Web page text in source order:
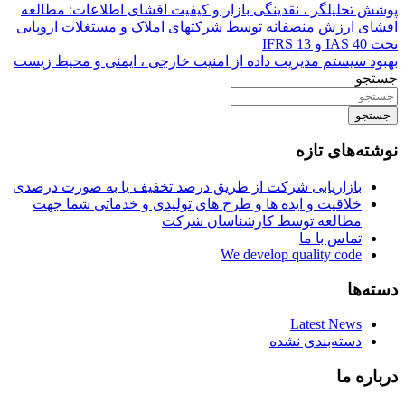
پوشش تحلیلگر ، نقدینگی بازار و کیفیت افشای اطلاعات: مطالعه
افشای ارزش منصفانه توسط شرکتهای املاک و مستغلات اروپایی
تحت IAS 40 و IFRS 13
بهبود سیستم مدیریت داده از امنیت خارجی ، ایمنی و محیط زیست
جستجو
جستجو
نوشته‌های تازه
بازاریابی شرکت از طریق درصد تخفیف یا به صورت درصدی
خلاقیت و ایده ها و طرح های تولیدی و خدماتی شما جهت
مطالعه توسط کارشناسان شرکت
تماس با ما
We develop quality code
دسته‌ها
Latest News
دسته‌بندی نشده
درباره ما